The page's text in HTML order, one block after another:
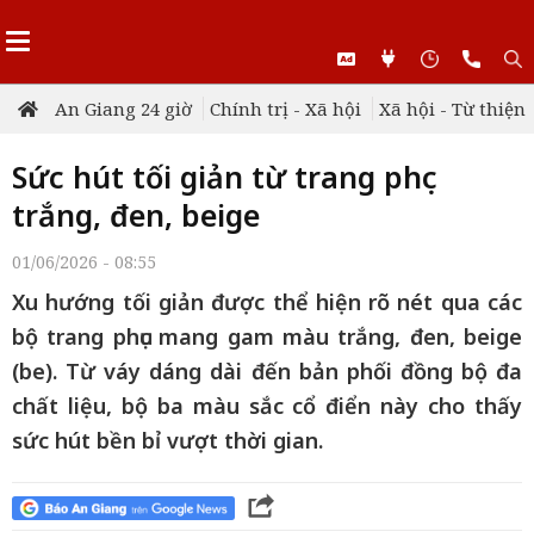
An Giang 24 giờ Chính trị - Xã hội Xã hội - Từ thiện
Sức hút tối giản từ trang phục
trắng, đen, beige
01/06/2026 - 08:55
Xu hướng tối giản được thể hiện rõ nét qua các
bộ trang phục mang gam màu trắng, đen, beige
(be). Từ váy dáng dài đến bản phối đồng bộ đa
chất liệu, bộ ba màu sắc cổ điển này cho thấy
sức hút bền bỉ vượt thời gian.